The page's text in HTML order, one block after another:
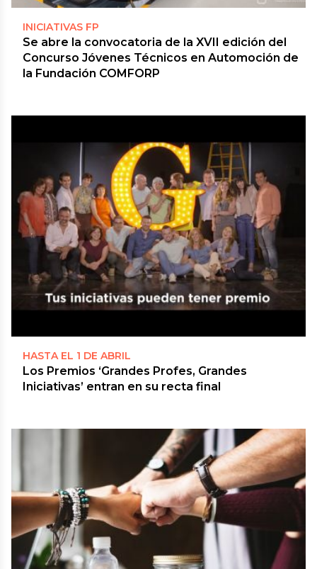
INICIATIVAS FP
Se abre la convocatoria de la XVII edición del
Concurso Jóvenes Técnicos en Automoción de
la Fundación COMFORP
HASTA EL 1 DE ABRIL
Los Premios ‘Grandes Profes, Grandes
Iniciativas’ entran en su recta final